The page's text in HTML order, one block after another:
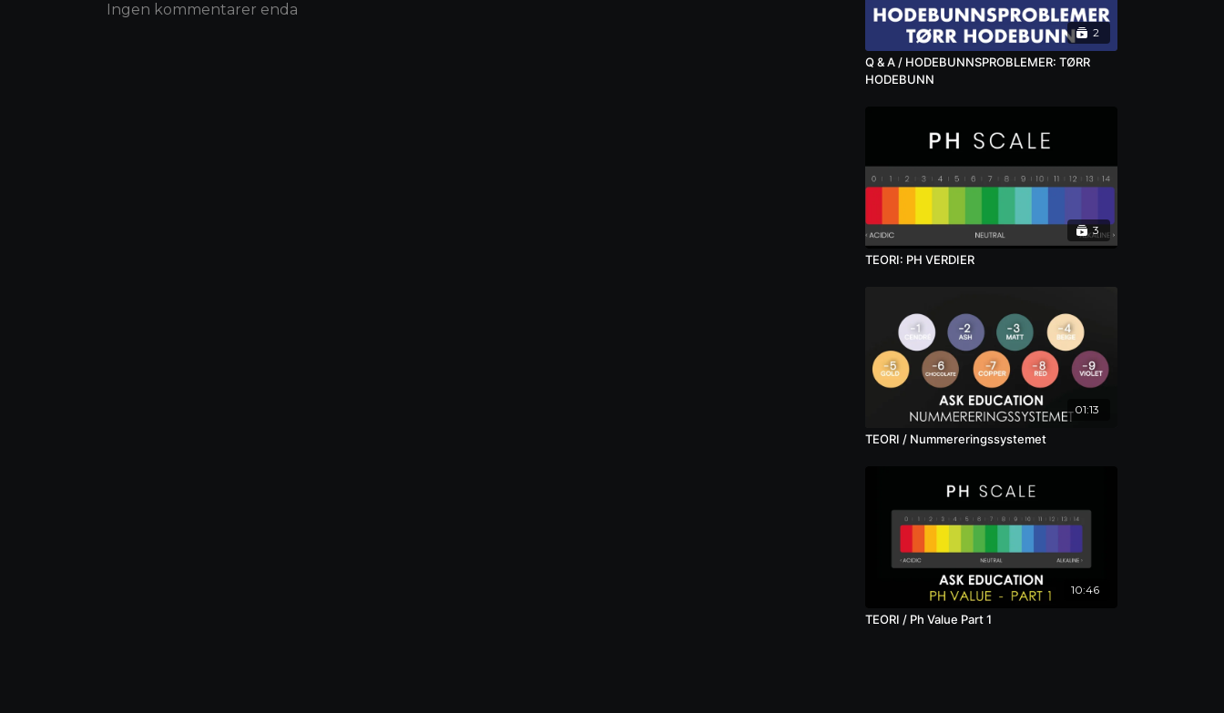
Ingen kommentarer enda
2
Q & A / HODEBUNNSPROBLEMER: TØRR
HODEBUNN
3
TEORI: PH VERDIER
01:13
TEORI / Nummereringssystemet
10:46
TEORI / Ph Value Part 1